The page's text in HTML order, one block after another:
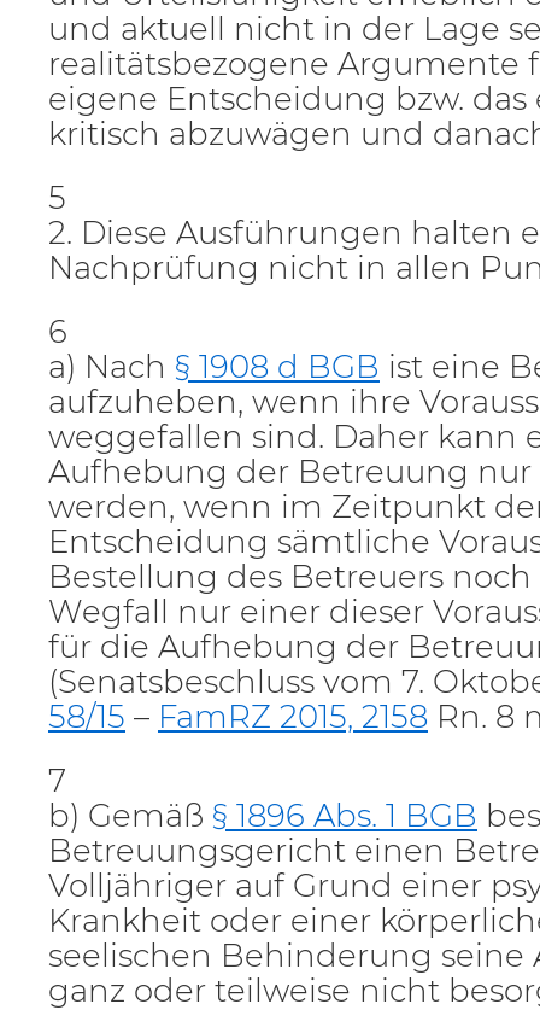
und aktuell nicht in der Lage
realitätsbezogene Argumente
eigene Entscheidung bzw.
kritisch abzuwägen und
5
2. Diese Ausführungen halten
Nachprüfung nicht in allen
6
a) Nach § 1908 d BGB ist eine
aufzuheben, wenn ihre
weggefallen sind. Daher kann
Aufhebung der Betreuung
werden, wenn im Zeitpunkt
Entscheidung sämtliche
Bestellung des Betreuers
Wegfall nur einer dieser
für die Aufhebung der
(Senatsbeschluss vom 7.
58/15 – FamRZ 2015, 2158 Rn. 8
7
b) Gemäß § 1896 Abs. 1 BGB
Betreuungsgericht einen
Volljähriger auf Grund einer
Krankheit oder einer
seelischen Behinderung
ganz oder teilweise nicht